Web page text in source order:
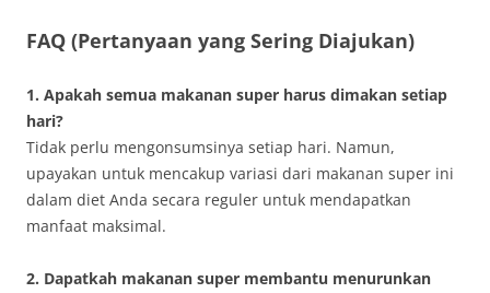
FAQ (Pertanyaan yang Sering Diajukan)
1. Apakah semua makanan super harus dimakan setiap
hari?
Tidak perlu mengonsumsinya setiap hari. Namun,
upayakan untuk mencakup variasi dari makanan super ini
dalam diet Anda secara reguler untuk mendapatkan
manfaat maksimal.
2. Dapatkah makanan super membantu menurunkan